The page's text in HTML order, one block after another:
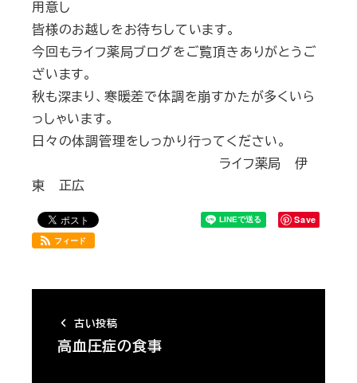
用意し
皆様のお越しをお待ちしています。
今回もライフ薬局ブログをご覧頂きありがとうご
ざいます。
秋も深まり、寒暖差で体調を崩すかたが多くいら
っしゃいます。
日々の体調管理をしっかり行ってください。
ライフ薬局 伊
東 正広
Save
フィード
古い投稿
高血圧症の食事